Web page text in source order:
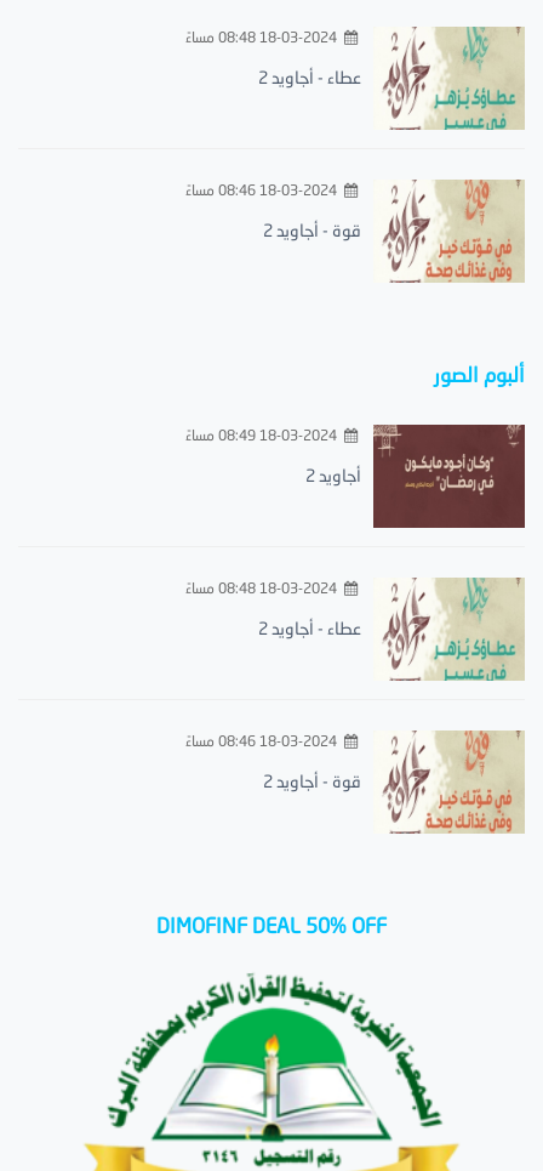
18-03-2024 08:48 مساءً
عطاء - أجاويد 2
18-03-2024 08:46 مساءً
قوة - أجاويد 2
ألبوم الصور
18-03-2024 08:49 مساءً
أجاويد 2
18-03-2024 08:48 مساءً
عطاء - أجاويد 2
18-03-2024 08:46 مساءً
قوة - أجاويد 2
DIMOFINF DEAL 50% OFF